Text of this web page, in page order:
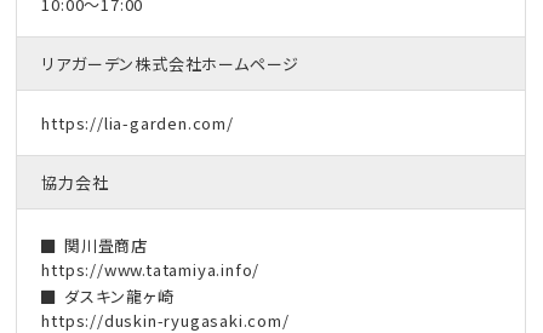
リアガーデン株式会社ホームページ
https://lia-garden.com/
協力会社
関川畳商店
https://www.tatamiya.info/
ダスキン龍ヶ崎
https://duskin-ryugasaki.com/